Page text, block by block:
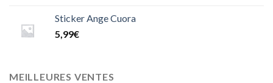
Sticker Ange Cuora
5,99€
MEILLEURES VENTES